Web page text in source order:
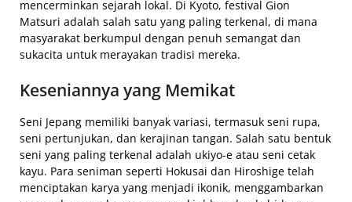
mencerminkan sejarah lokal. Di Kyoto, festival Gion
Matsuri adalah salah satu yang paling terkenal, di mana
masyarakat berkumpul dengan penuh semangat dan
sukacita untuk merayakan tradisi mereka.
Keseniannya yang Memikat
Seni Jepang memiliki banyak variasi, termasuk seni rupa,
seni pertunjukan, dan kerajinan tangan. Salah satu bentuk
seni yang paling terkenal adalah ukiyo-e atau seni cetak
kayu. Para seniman seperti Hokusai dan Hiroshige telah
menciptakan karya yang menjadi ikonik, menggambarkan